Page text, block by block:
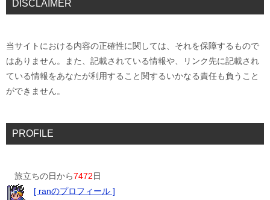
DISCLAIMER
当サイトにおける内容の正確性に関しては、それを保障するもので
はありません。また、記載されている情報や、リンク先に記載され
ている情報をあなたが利用すること関するいかなる責任も負うこと
ができません。
PROFILE
旅立ちの日から7472日
[ ranのプロフィール ]